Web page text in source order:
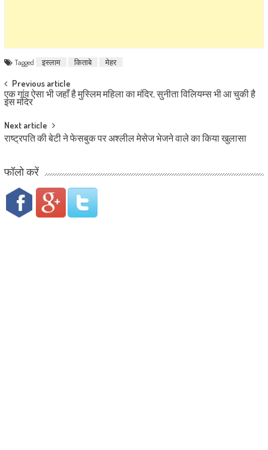
Tagged इस्लाम किताबे मेहर
Post navigation
Previous article
एक गांव ऐसा भी जहाँ है मुस्लिम महिला का मंदिर, सुनीता विलियम्स भी आ चुकी है
इस मंदिर
Next article
राष्ट्रपति की बेटी ने फेसबुक पर अश्लील मेसेज भेजने वाले का किया खुलासा
फॉलो करें